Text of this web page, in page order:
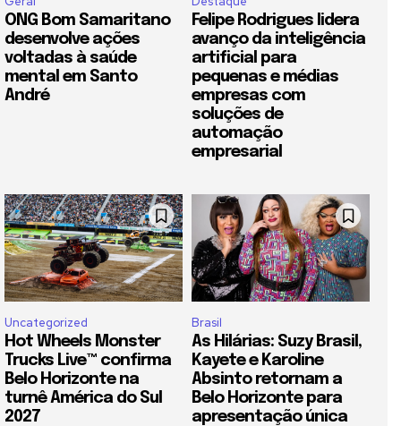
ONG Bom Samaritano
desenvolve ações
voltadas à saúde
mental em Santo
André
Felipe Rodrigues lidera
avanço da inteligência
artificial para
pequenas e médias
empresas com
soluções de
automação
empresarial
Uncategorized
Hot Wheels Monster
Trucks Live™ confirma
Belo Horizonte na
turnê América do Sul
2027
Brasil
As Hilárias: Suzy Brasil,
Kayete e Karoline
Absinto retornam a
Belo Horizonte para
apresentação única